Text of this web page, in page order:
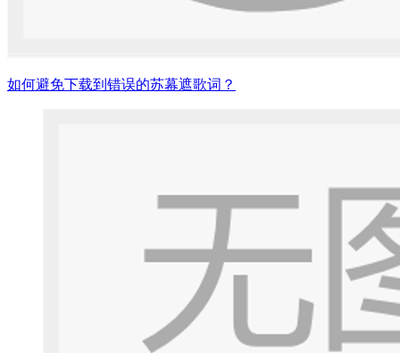
如何避免下载到错误的苏幕遮歌词？